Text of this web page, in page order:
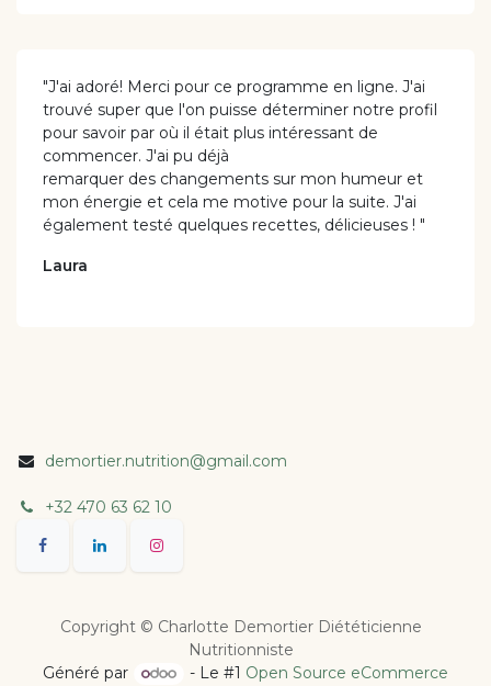
"J'ai adoré! Merci pour ce programme en ligne. J'ai
trouvé super que l'on puisse déterminer notre profil
pour savoir par où il était plus intéressant de
commencer. J'ai pu déjà
remarquer des changements sur mon humeur et
mon énergie et cela me motive pour la suite. J'ai
également testé quelques recettes, délicieuses ! "
Laura
demortier.nutrition@gmail.com
+32 470 63 62 10
Copyright © Charlotte Demortier Diététicienne
Nutritionniste
Généré par
- Le #1 Open Source eCommerce